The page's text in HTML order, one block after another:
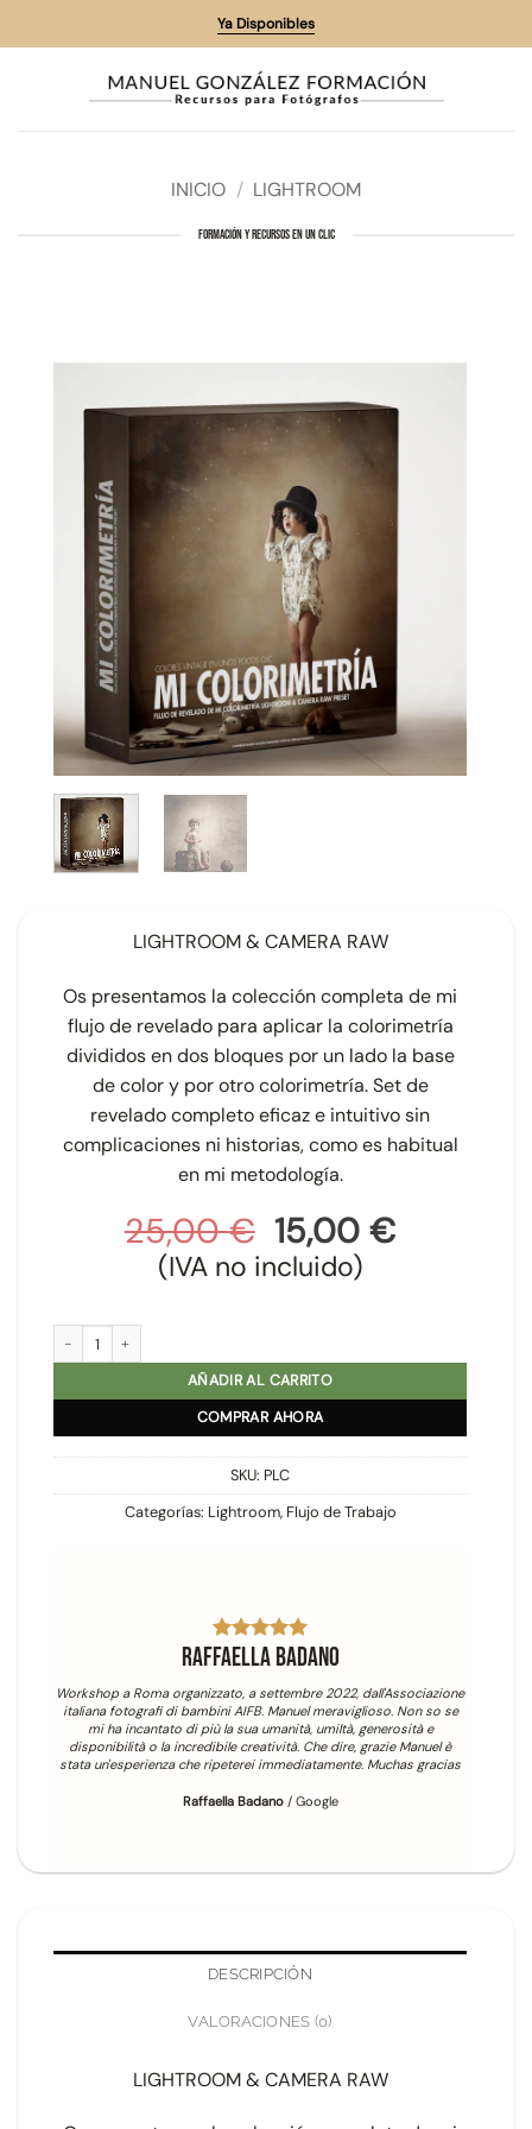
al
Ya Disponibles
INICIO / LIGHTROOM
FORMACIÓN Y RECURSOS EN UN CLIC
LIGHTROOM & CAMERA RAW
Os presentamos la colección completa de mi
flujo de revelado para aplicar la colorimetría
divididos en dos bloques por un lado la base
de color y por otro colorimetría. Set de
revelado completo eficaz e intuitivo sin
complicaciones ni historias, como es habitual
en mi metodología.
25,00€ El
precio
original
25,00 €.
15,00€El
15,00 €.
(IVA no incluido)
AÑADIR AL CARRITO
COMPRAR AHORA
SKU: PLC
Categorías: Lightroom, Flujo de Trabajo
Raffaella Badano
Workshop a Roma organizzato, a settembre 2022, dall'Associazione
italiana fotografi di bambini AIFB. Manuel meraviglioso. Non so se
mi ha incantato di più la sua umanità, umiltà, generosità e
disponibilità o la incredibile creatività. Che dire, grazie Manuel è
stata un'esperienza che ripeterei immediatamente. Muchas gracias
Raffaella Badano / Google
DESCRIPCIÓN
VALORACIONES (0)
LIGHTROOM & CAMERA RAW